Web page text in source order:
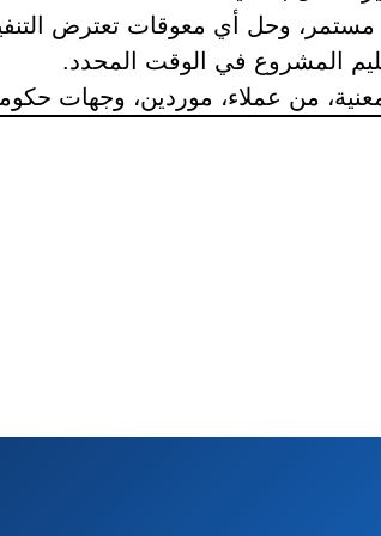
وحل أي معوقات تعترض
المشروع في الوقت المحدد.
من عملاء، موردين، وجهات